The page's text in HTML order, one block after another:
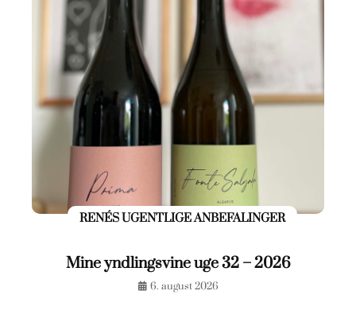
RENÉS UGENTLIGE ANBEFALINGER
Mine yndlingsvine uge 32 – 2026
6. august 2026